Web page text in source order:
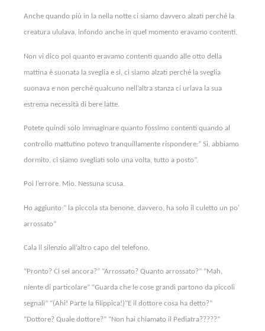
Anche quando più in la nella notte ci siamo davvero alzati perché la
creatura ululava, infondo anche in quel momento eravamo contenti.
Non vi dico poi quanto eravamo contenti quando alle otto della
mattina è suonata la sveglia e si, ci siamo alzati perché la sveglia
suonava e non perché qualcuno nell’altra stanza ci urlava la sua
estrema necessità di bere latte.
Potete quindi solo immaginare quanto fossimo contenti quando al
controllo mattutino potevo tranquillamente rispondere:” Si, abbiamo
dormito, ci siamo svegliati solo una volta, tutto a posto”.
Poi l’errore. Mio. Nessuna scusa.
Ho aggiunto:” la piccola sta benone, davvero, ha solo il culetto un po’
arrossato”
Cala il silenzio all’altro capo del telefono.
“Pronto? Ci sei ancora?” “Arrossato? Quanto arrossato?” “Mah,
niente di particolare” “Guarda che le cose grandi partono da piccoli
segnali” “(Ahi! Parte la filippica!)”E il dottore cosa ha detto?”
“Dottore? Quale dottore?” “Non hai chiamato il Pediatra?????”